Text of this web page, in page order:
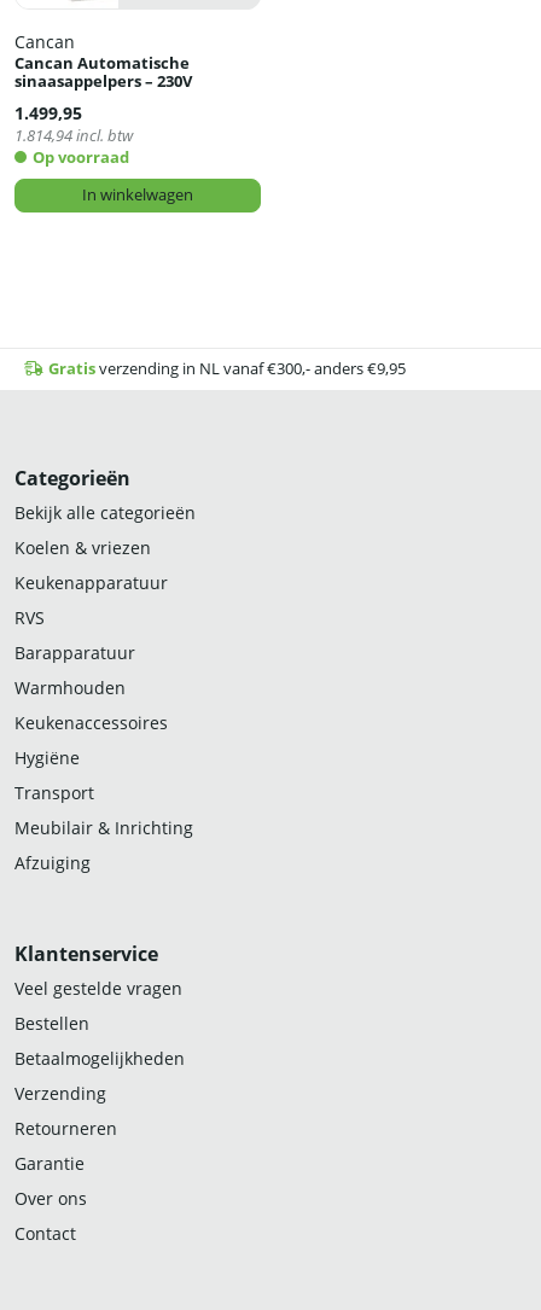
Cancan
Cancan Automatische
sinaasappelpers – 230V
1.499,95
1.814,94incl. btw
Op voorraad
In winkelwagen
Gratisverzending in NL vanaf €300,- anders €9,95
Categorieën
Bekijk alle categorieën
Koelen & vriezen
Keukenapparatuur
RVS
Barapparatuur
Warmhouden
Keukenaccessoires
Hygiëne
Transport
Meubilair & Inrichting
Afzuiging
Klantenservice
Veel gestelde vragen
Bestellen
Betaalmogelijkheden
Verzending
Retourneren
Garantie
Over ons
Contact